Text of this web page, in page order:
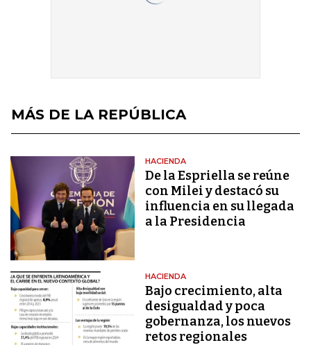
MÁS DE LA REPÚBLICA
HACIENDA
De la Espriella se reúne
con Milei y destacó su
influencia en su llegada
a la Presidencia
HACIENDA
Bajo crecimiento, alta
desigualdad y poca
gobernanza, los nuevos
retos regionales